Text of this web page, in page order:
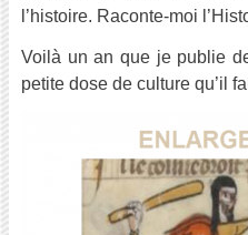
l’histoire. Raconte-moi
Voilà un an que je publie
petite dose de culture qu’il